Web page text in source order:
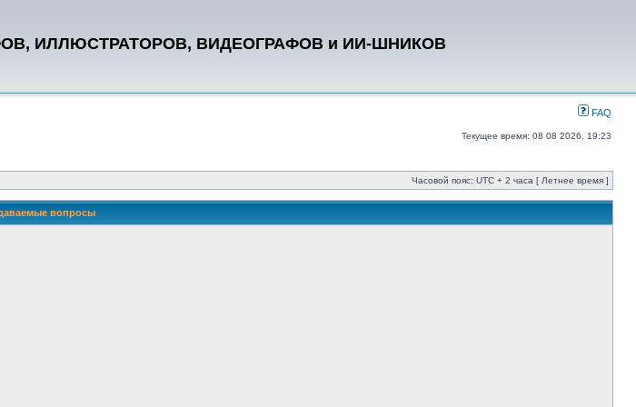
ИЛЛЮСТРАТОРОВ, ВИДЕОГРАФОВ и ИИ-ШНИКОВ
FAQ
Текущее время: 08 08 2026, 19:23
Часовой пояс: UTC + 2 часа [ Летнее время ]
вопросы